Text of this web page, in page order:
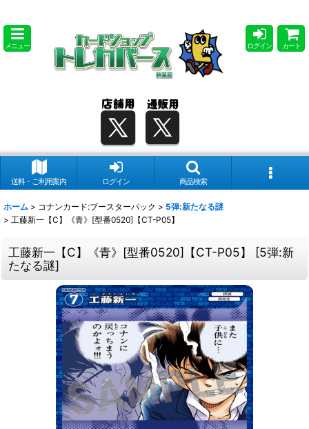
メニュー ログイン カート
送料・ご利用案内 ログイン 商品検索
ホーム > コナンカード:ブースターパック > 5弾:新たなる謎
> 工藤新一【C】《青》[型番0520]【CT-P05】
工藤新一【C】《青》[型番0520]【CT-P05】 [5弾:新
たなる謎]